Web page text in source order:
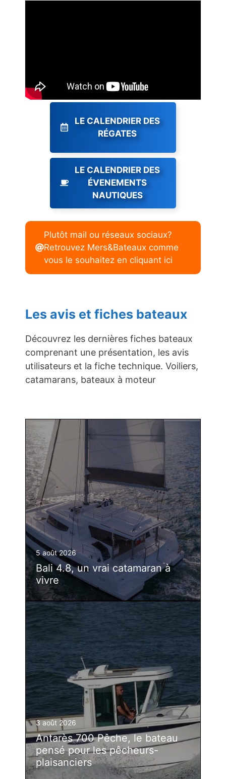
LE CALENDRIER DES
RÉGATES
LE CALENDRIER DES
ÉVENEMENTS
NAUTIQUES
Plutôt mail ou réseaux sociaux?
Retrouvez Mers&Bateaux comme
vous le souhaitez en cliquant ici
Les avis et fiches bateaux
Découvrez les dernières fiches bateaux
comprenant une présentation, les avis
utilisateurs et la fiche technique. Voiliers,
catamarans, bateaux à moteur
5 août 2026
Bali 4.8, un vrai catamaran à
vivre
3 août 2026
Antarès 700 Pêche, le bateau
pensé pour les pêcheurs-
plaisanciers